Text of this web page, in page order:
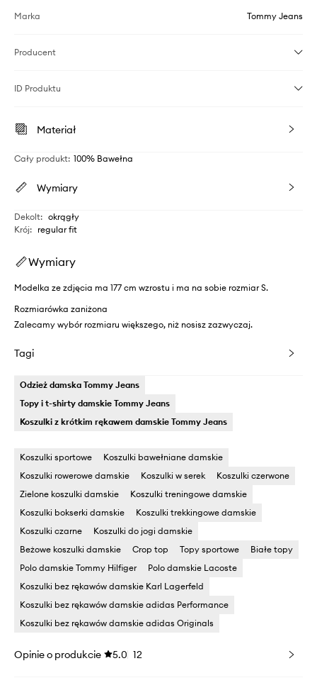
Marka Tommy Jeans
Producent
ID Produktu
Materiał
Cały produkt: 100% Bawełna
Wymiary
Dekolt: okrągły
Krój: regular fit
Wymiary
Modelka ze zdjęcia ma 177 cm wzrostu i ma na sobie rozmiar S.
Rozmiarówka zaniżona
Zalecamy wybór rozmiaru większego, niż nosisz zazwyczaj.
Tagi
Odzież damska Tommy Jeans
Topy i t-shirty damskie Tommy Jeans
Koszulki z krótkim rękawem damskie Tommy Jeans
Koszulki sportowe
Koszulki bawełniane damskie
Koszulki rowerowe damskie
Koszulki w serek
Koszulki czerwone
Zielone koszulki damskie
Koszulki treningowe damskie
Koszulki bokserki damskie
Koszulki trekkingowe damskie
Koszulki czarne
Koszulki do jogi damskie
Beżowe koszulki damskie
Crop top Topy sportowe
Białe topy
Polo damskie Tommy Hilfiger
Polo damskie Lacoste
Koszulki bez rękawów damskie Karl Lagerfeld
Koszulki bez rękawów damskie adidas Performance
Koszulki bez rękawów damskie adidas Originals
Opinie o produkcie 5.0 12